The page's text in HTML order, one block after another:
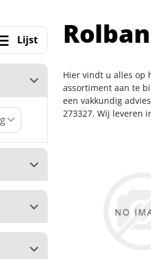
Lijst
Hier vindt u alles op
assortiment aan te
een vakkundig
273327. Wij leveren